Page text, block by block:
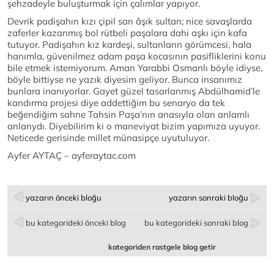
şehzadeyle buluşturmak için çalımlar yapıyor.
Devrik padişahın kızı çipil sarı âşık sultan; nice savaşlarda
zaferler kazanmış bol rütbeli paşalara dahi aşkı için kafa
tutuyor. Padişahın kız kardeşi, sultanların görümcesi, hala
hanımla, güvenilmez adam paşa kocasının pasifliklerini konu
bile etmek istemiyorum. Aman Yarabbi Osmanlı böyle idiyse,
böyle bittiyse ne yazık diyesim geliyor. Bunca insanımız
bunlara inanıyorlar. Gayet güzel tasarlanmış Abdülhamid’le
kandırma projesi diye addettiğim bu senaryo da tek
beğendiğim sahne Tahsin Paşa’nın anasıyla olan anlamlı
anlarıydı. Diyebilirim ki o maneviyat bizim yapımıza uyuyor.
Neticede gerisinde millet münasipçe uyutuluyor.
Ayfer AYTAÇ – ayferaytac.com
yazarın önceki bloğu yazarın sonraki bloğu
bu kategorideki önceki blog bu kategorideki sonraki blog
kategoriden rastgele blog getir